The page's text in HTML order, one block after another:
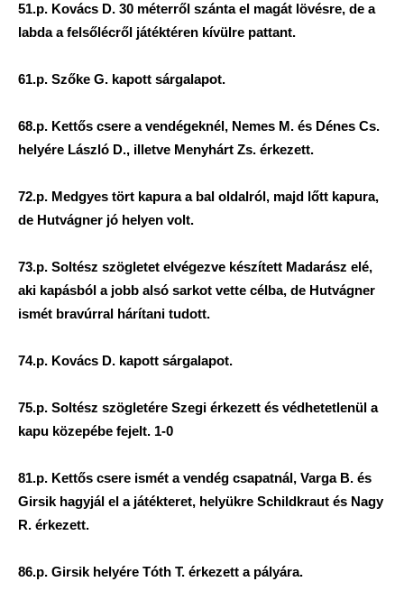
51.p. Kovács D. 30 méterről szánta el magát lövésre, de a
labda a felsőlécről játéktéren kívülre pattant.
61.p. Szőke G. kapott sárgalapot.
68.p. Kettős csere a vendégeknél, Nemes M. és Dénes Cs.
helyére László D., illetve Menyhárt Zs. érkezett.
72.p. Medgyes tört kapura a bal oldalról, majd lőtt kapura,
de Hutvágner jó helyen volt.
73.p. Soltész szögletet elvégezve készített Madarász elé,
aki kapásból a jobb alsó sarkot vette célba, de Hutvágner
ismét bravúrral hárítani tudott.
74.p. Kovács D. kapott sárgalapot.
75.p. Soltész szögletére Szegi érkezett és védhetetlenül a
kapu közepébe fejelt. 1-0
81.p. Kettős csere ismét a vendég csapatnál, Varga B. és
Girsik hagyjál el a játékteret, helyükre Schildkraut és Nagy
R. érkezett.
86.p. Girsik helyére Tóth T. érkezett a pályára.